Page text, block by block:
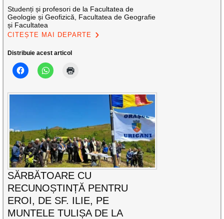
Studenți și profesori de la Facultatea de
Geologie și Geofizică, Facultatea de Geografie
și Facultatea
CITEȘTE MAI DEPARTE
Distribuie acest articol
SĂRBĂTOARE CU
RECUNOȘTINȚĂ PENTRU
EROI, DE SF. ILIE, PE
MUNTELE TULIȘA DE LA